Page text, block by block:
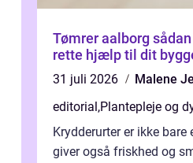
Tømrer aalborg sådan finder du den
rette hjælp til dit
31 juli 2026
Malene
editorial,Plantepleje og
Krydderurter er ikke
giver også friskhed og